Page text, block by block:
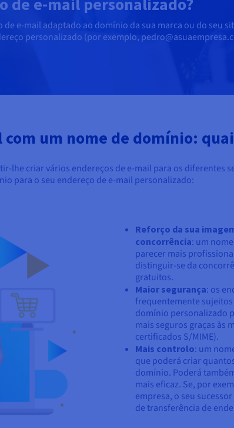
e-mail adaptado ao domínio da sua marca ou do seu
personalizado (por exemplo,
um nome de domínio:
lhe criar vários endereços de e-mail para os diferentes
para o seu endereço de e-mail personalizado:
Reforço da sua
concorrência: um
parecer mais
distinguir-se da
gratuitos.
Maior segurança: os
frequentemente sujeitos
domínio personalizado
mais seguros graças às
certificados S/MIME).
Mais controlo: um
que poderá criar
domínio. Poderá
mais eficaz. Se, por
empresa, o seu
de transferência de